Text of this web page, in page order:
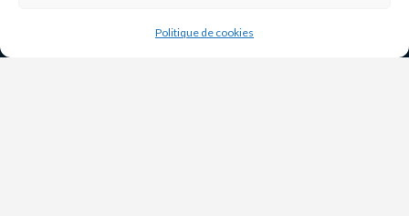
Politique de cookies